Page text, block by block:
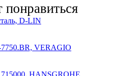
D-LIN
VERAGIO
HANSGROHE